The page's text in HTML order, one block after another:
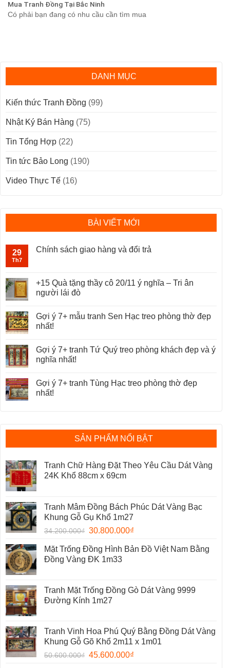
Mua Tranh Đồng Tại Bắc Ninh
Có phải bạn đang có nhu cầu cần tìm mua
DANH MỤC
Kiến thức Tranh Đồng (99)
Nhật Ký Bán Hàng (75)
Tin Tổng Hợp (22)
Tin tức Bảo Long (190)
Video Thực Tế (16)
BÀI VIẾT MỚI
29
Th7
Chính sách giao hàng và đổi trả
+15 Quà tặng thầy cô 20/11 ý nghĩa – Tri ân
người lái đò
Gợi ý 7+ mẫu tranh Sen Hạc treo phòng thờ đẹp
nhất!
Gợi ý 7+ tranh Tứ Quý treo phòng khách đẹp và ý
nghĩa nhất!
Gợi ý 7+ tranh Tùng Hạc treo phòng thờ đẹp
nhất!
SẢN PHẨM NỔI BẬT
Tranh Chữ Hàng Đặt Theo Yêu Cầu Dát Vàng
24K Khổ 88cm x 69cm
Tranh Mâm Đồng Bách Phúc Dát Vàng Bạc
Khung Gỗ Gụ Khổ 1m27
34.200.000₫ 30.800.000₫
Mặt Trống Đồng Hình Bản Đồ Việt Nam Bằng
Đồng Vàng ĐK 1m33
Tranh Mặt Trống Đồng Gò Dát Vàng 9999
Đường Kính 1m27
Tranh Vinh Hoa Phú Quý Bằng Đồng Dát Vàng
Khung Gỗ Gõ Khổ 2m11 x 1m01
50.600.000₫ 45.600.000₫